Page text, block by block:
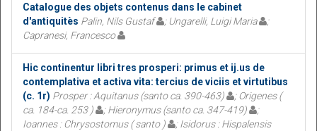
Catalogue des objets contenus dans le cabinet
d'antiquitès Palin, Nils Gustaf ; Ungarelli, Luigi Maria
;
Capranesi, Francesco
Hic continentur libri tres prosperi: primus et ij.us de
contemplativa et activa vita: tercius de viciis et virtutibus
(c. 1r) Prosper : Aquitanus (santo ca. 390-463)
; Origenes (
ca. 184-ca. 253 )
; Hieronymus (santo ca. 347-419)
;
Ioannes : Chrysostomus ( santo )
; Isidorus : Hispalensis